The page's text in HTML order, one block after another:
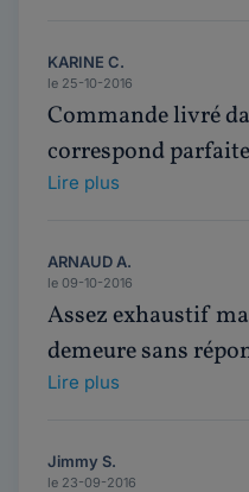
KARINE C.
le 25-10-2016
Commande livré
correspond
Lire plus
ARNAUD A.
le 09-10-2016
Assez exhaustif
demeure sans
Lire plus
Jimmy S.
le 23-09-2016